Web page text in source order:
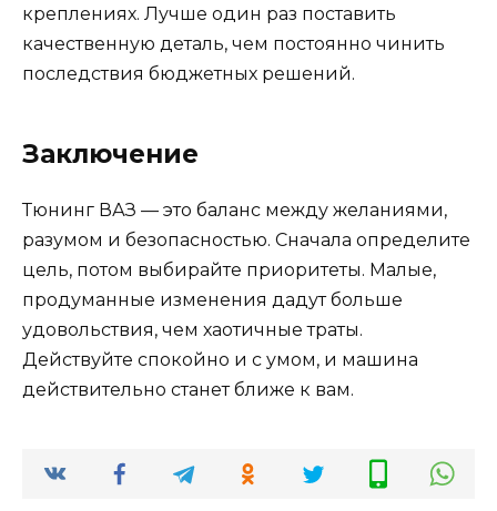
креплениях. Лучше один раз поставить
качественную деталь, чем постоянно чинить
последствия бюджетных решений.
Заключение
Тюнинг ВАЗ — это баланс между желаниями,
разумом и безопасностью. Сначала определите
цель, потом выбирайте приоритеты. Малые,
продуманные изменения дадут больше
удовольствия, чем хаотичные траты.
Действуйте спокойно и с умом, и машина
действительно станет ближе к вам.